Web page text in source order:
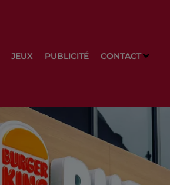
JEUX PUBLICITÉ CONTACT